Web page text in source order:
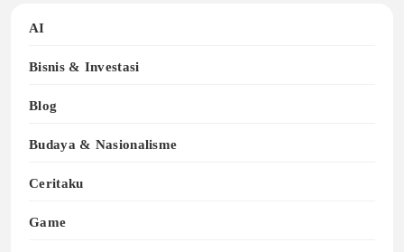
AI
Bisnis & Investasi
Blog
Budaya & Nasionalisme
Ceritaku
Game